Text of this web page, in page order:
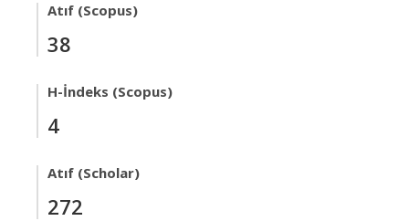
Atıf (Scopus)
38
H-İndeks (Scopus)
4
Atıf (Scholar)
272